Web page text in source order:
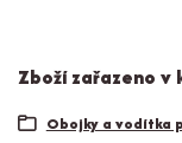
Zboží zařazeno v
Obojky a vodítka